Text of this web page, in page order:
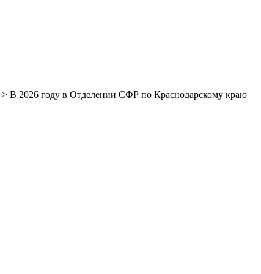
> В 2026 году в Отделении СФР по Краснодарскому краю